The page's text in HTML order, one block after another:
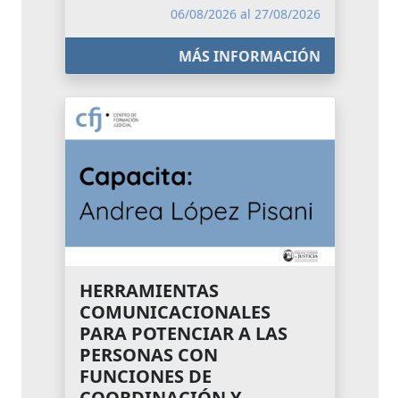
06/08/2026 al 27/08/2026
MÁS INFORMACIÓN
HERRAMIENTAS
COMUNICACIONALES
PARA POTENCIAR A LAS
PERSONAS CON
FUNCIONES DE